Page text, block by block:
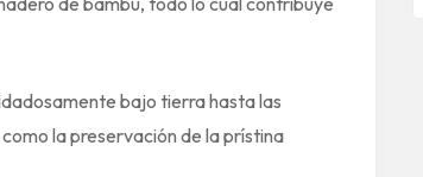
bajo tierra hasta las
la preservación de la prístina